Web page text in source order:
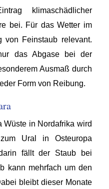
klimaschädlicher
bei. Für das Wetter im
von Feinstaub relevant.
das Abgase bei der
Ausmaß durch
Form von Reibung.
Wüste in Nordafrika wird
Ural in Osteuropa
fällt der Staub bei
kann mehrfach um den
bleibt dieser Monate